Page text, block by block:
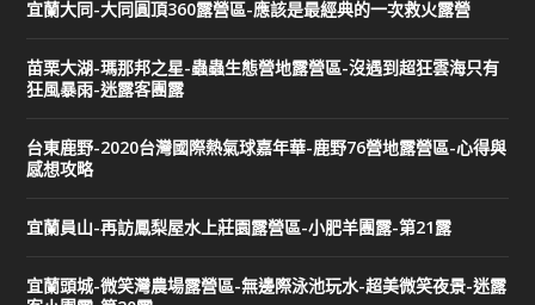
宜蘭大同-大同圓頂360露營區-應該是最經典的一次救火露營
苗栗大湖-瑪那邦之星-蟲蟲生態營地露營區-沒遇到超狂雲海只有
狂風暴雨-迷露客團露
台東鹿野-2020台灣國際熱氣球嘉年華-鹿野76營地露營區-心得與
感想攻略
宜蘭員山-再訪鳳梨屋水上莊園露營區-小肥羊團露-第21露
宜蘭頭城-微笑灣農場露營區-無邊際泳池玩水-超美微笑夜景-迷露